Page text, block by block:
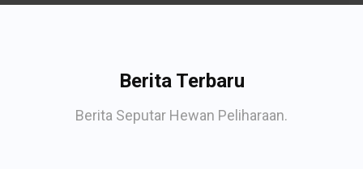
Berita Terbaru
Berita Seputar Hewan Peliharaan.